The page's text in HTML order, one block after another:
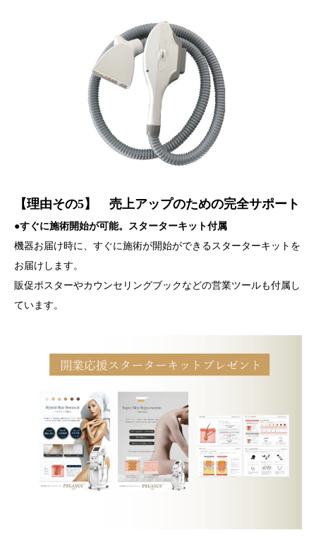
【理由その5】 売上アップのための完全サポート
●すぐに施術開始が可能。スターターキット付属
機器お届け時に、すぐに施術が開始ができるスターターキットを
お届けします。
販促ポスターやカウンセリングブックなどの営業ツールも付属し
ています。